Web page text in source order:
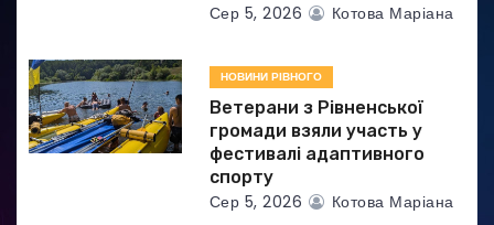
Сер 5, 2026 Котова Маріана
НОВИНИ РІВНОГО
Ветерани з Рівненської
громади взяли участь у
фестивалі адаптивного
спорту
Сер 5, 2026 Котова Маріана